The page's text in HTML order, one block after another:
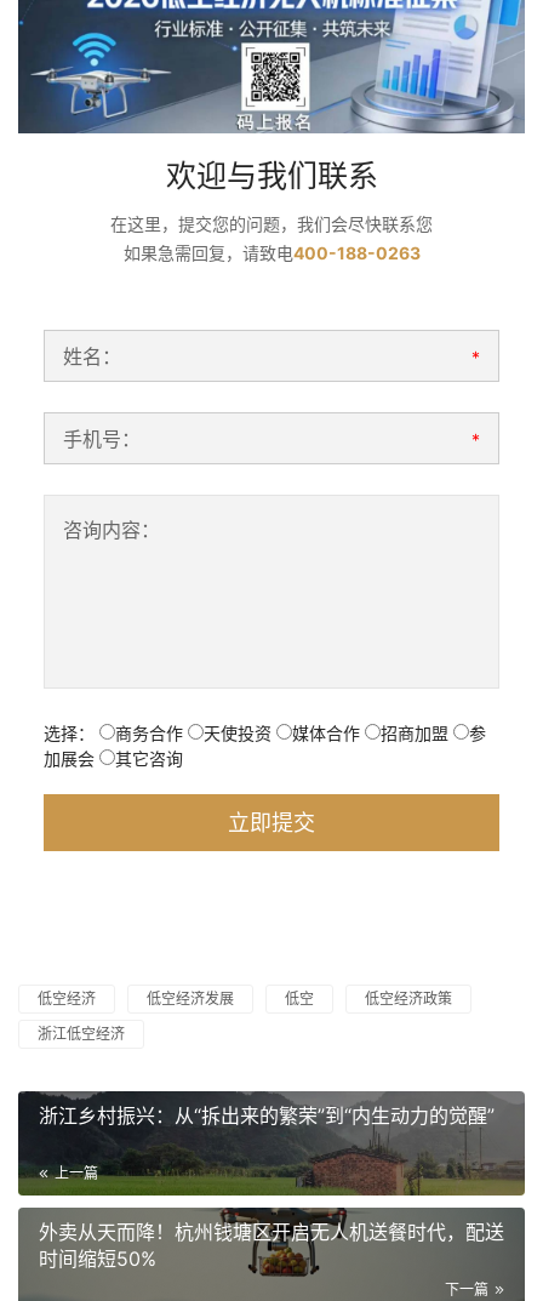
欢迎与我们联系
在这里，提交您的问题，我们会尽快联系您
如果急需回复，请致电400-188-0263
姓名： *
手机号： *
咨询内容：
选择： 商务合作 天使投资 媒体合作 招商加盟
参
加展会
其它咨询
低空经济 低空经济发展 低空
低空经济政策
浙江低空经济
浙江乡村振兴：从“拆出来的繁荣”到“内生动力的觉醒”
上一篇
外卖从天而降！杭州钱塘区开启无人机送餐时代，配送
时间缩短50%
下一篇